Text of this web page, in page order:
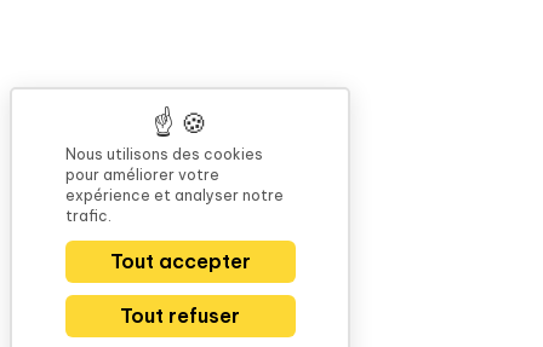
Nous utilisons des cookies
pour améliorer votre
expérience et analyser notre
trafic.
Tout accepter
Tout refuser